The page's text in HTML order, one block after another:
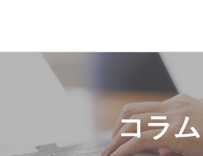
コラム